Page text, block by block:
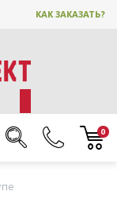
КАК ЗАКАЗАТЬ?
0